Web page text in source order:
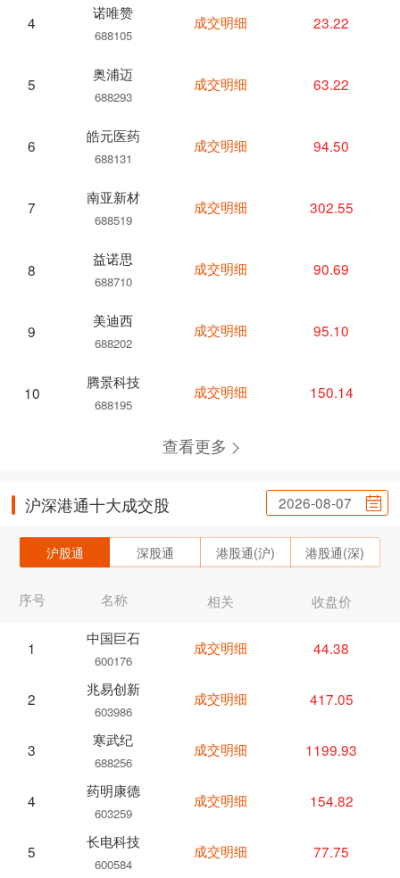
4
诺唯赞
688105
5
奥浦迈
688293
6
皓元医药
688131
7
南亚新材
688519
8
益诺思
688710
9
美迪西
688202
10
腾景科技
688195
成交明细 23.22
成交明细 63.22
成交明细 94.50
成交明细 302.55
成交明细 90.69
成交明细 95.10
成交明细 150.14
查看更多
沪深港通十大成交股 2026-08-07
沪股通 深股通 港股通(沪) 港股通(深)
序号 名称
1
中国巨石
600176
2
兆易创新
603986
3
寒武纪
688256
4
药明康德
603259
5
长电科技
600584
相关 收盘价
成交明细 44.38
成交明细 417.05
成交明细 1199.93
成交明细 154.82
成交明细 77.75